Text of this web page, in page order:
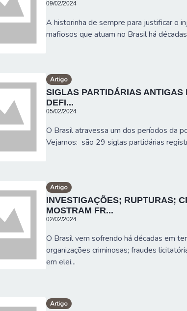
09/02/2024
A historinha de sempre para justificar o
mafiosos que atuam no Brasil há
Artigo
SIGLAS PARTIDÁRIAS ANTIGAS
DEFI...
05/02/2024
O Brasil atravessa um dos períodos da
Vejamos: são 29 siglas partidárias
Artigo
INVESTIGAÇÕES; RUPTURAS;
MOSTRAM FR...
02/02/2024
O Brasil vem sofrendo há décadas em
organizações criminosas; fraudes
em elei...
Artigo